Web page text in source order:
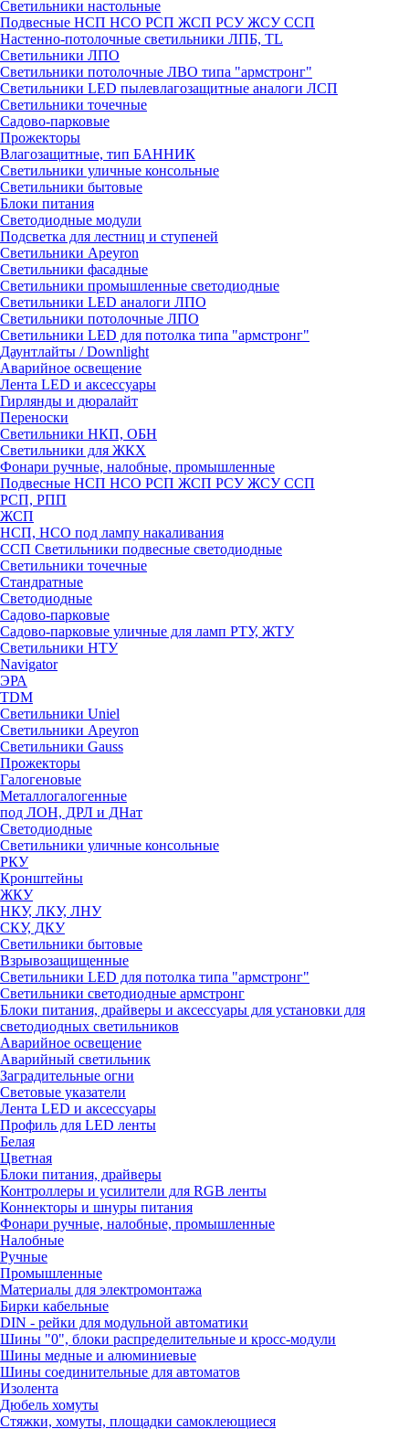
Светильники настольные
Подвесные НСП НСО РСП ЖСП РСУ ЖСУ ССП
Настенно-потолочные светильники ЛПБ, TL
Светильники ЛПО
Светильники потолочные ЛВО типа "армстронг"
Светильники LED пылевлагозащитные аналоги ЛСП
Светильники точечные
Садово-парковые
Прожекторы
Влагозащитные, тип БАННИК
Светильники уличные консольные
Светильники бытовые
Блоки питания
Светодиодные модули
Подсветка для лестниц и ступеней
Светильники Apeyron
Светильники фасадные
Светильники промышленные светодиодные
Светильники LED аналоги ЛПО
Светильники потолочные ЛПО
Светильники LED для потолка типа "армстронг"
Даунтлайты / Downlight
Аварийное освещение
Лента LED и аксессуары
Гирлянды и дюралайт
Переноски
Светильники НКП, ОБН
Светильники для ЖКХ
Фонари ручные, налобные, промышленные
Подвесные НСП НСО РСП ЖСП РСУ ЖСУ ССП
РСП, РПП
ЖСП
НСП, НСО под лампу накаливания
ССП Светильники подвесные светодиодные
Светильники точечные
Стандратные
Светодиодные
Садово-парковые
Садово-парковые уличные для ламп РТУ, ЖТУ
Светильники НТУ
Navigator
ЭРА
TDM
Светильники Uniel
Светильники Apeyron
Светильники Gauss
Прожекторы
Галогеновые
Металлогалогенные
под ЛОН, ДРЛ и ДНат
Светодиодные
Светильники уличные консольные
РКУ
Кронштейны
ЖКУ
НКУ, ЛКУ, ЛНУ
СКУ, ДКУ
Светильники бытовые
Взрывозащищенные
Светильники LED для потолка типа "армстронг"
Светильники светодиодные армстронг
Блоки питания, драйверы и аксессуары для установки для
светодиодных светильников
Аварийное освещение
Аварийный светильник
Заградительные огни
Световые указатели
Лента LED и аксессуары
Профиль для LED ленты
Белая
Цветная
Блоки питания, драйверы
Контроллеры и усилители для RGB ленты
Коннекторы и шнуры питания
Фонари ручные, налобные, промышленные
Налобные
Ручные
Промышленные
Материалы для электромонтажа
Бирки кабельные
DIN - рейки для модульной автоматики
Шины "0", блоки распределительные и кросс-модули
Шины медные и алюминиевые
Шины соединительные для автоматов
Изолента
Дюбель хомуты
Стяжки, хомуты, площадки самоклеющиеся